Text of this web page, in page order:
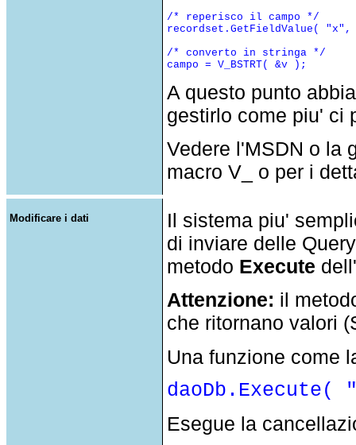
/* reperisco il campo */
recordset.GetFieldValue(
/* converto in stringa */
A questo punto
gestirlo come piu' ci
Vedere l'MSDN o la
macro V_ o per i
Modificare i dati
Il sistema piu'
di inviare delle
metodo Execute
Attenzione: il
che ritornano valori
Una funzione come
daoDb.Execute(
Esegue la